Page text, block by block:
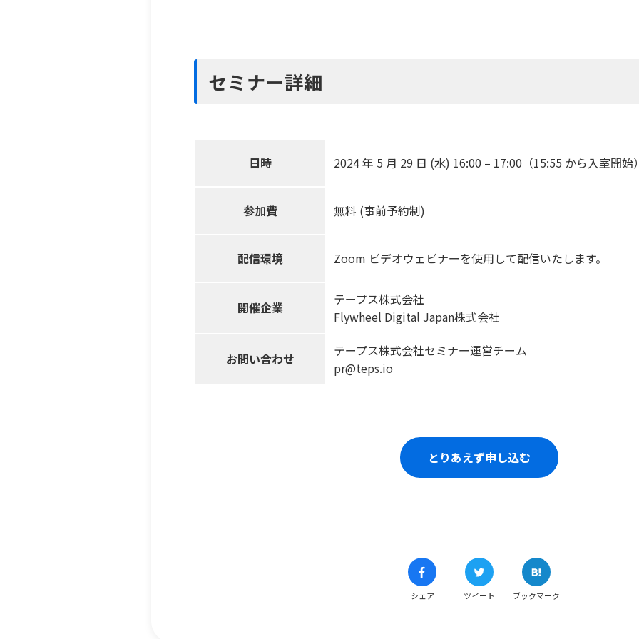
セミナー詳細
日時 2024 年 5 月 29 日 (水) 16:00 – 17:00（15:55 から入室開始
参加費 無料 (事前予約制)
配信環境 Zoom ビデオウェビナーを使用して配信いたします。
開催企業
テープス株式会社
Flywheel Digital Japan株式会社
お問い合わせ
テープス株式会社セミナー運営チーム
pr@teps.io
とりあえず申し込む
シェア ツイート ブックマーク